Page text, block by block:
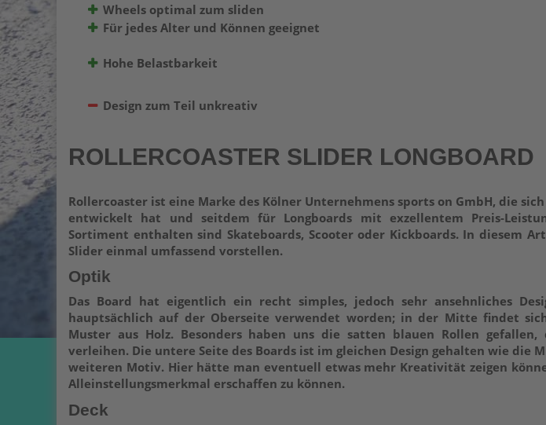
Wheels optimal zum sliden
Für jedes Alter und Können geeignet
Hohe Belastbarkeit
Design zum Teil unkreativ
ROLLERCOASTER SLIDER LONGBOARD
Rollercoaster ist eine Marke des Kölner Unternehmens sports on GmbH, die
entwickelt hat und seitdem für Longboards mit exzellentem Preis-
Sortiment enthalten sind Skateboards, Scooter oder Kickboards. In diesem
Slider einmal umfassend vorstellen.
Optik
Das Board hat eigentlich ein recht simples, jedoch sehr ansehnliches
hauptsächlich auf der Oberseite verwendet worden; in der Mitte findet
Muster aus Holz. Besonders haben uns die satten blauen Rollen
verleihen. Die untere Seite des Boards ist im gleichen Design gehalten wie die
weiteren Motiv. Hier hätte man eventuell etwas mehr Kreativität zeigen
Alleinstellungsmerkmal erschaffen zu können.
Deck